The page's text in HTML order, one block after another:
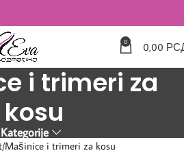
0 0,00
i trimeri za
kosu
Kategorije
Mašinice i trimeri za kosu